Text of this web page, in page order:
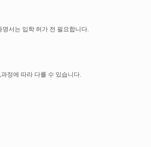
서는 입학 허가 전 필요합니다.
정에 따라 다를 수 있습니다.